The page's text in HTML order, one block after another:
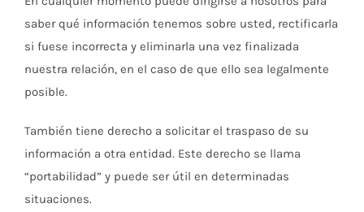
saber qué información tenemos sobre usted, rectificarla
si fuese incorrecta y eliminarla una vez finalizada
nuestra relación, en el caso de que ello sea legalmente
posible.
También tiene derecho a solicitar el traspaso de su
información a otra entidad. Este derecho se llama
“portabilidad” y puede ser útil en determinadas
situaciones.